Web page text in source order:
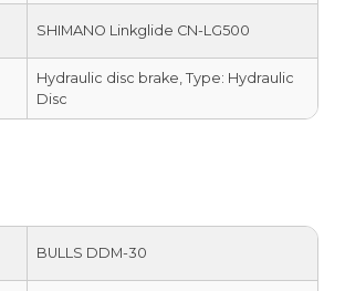
SHIMANO Linkglide CN-LG500
Hydraulic disc brake, Type: Hydraulic
Disc
BULLS DDM-30